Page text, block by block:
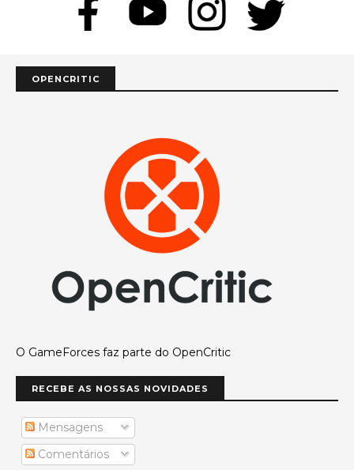
OPENCRITIC
O GameForces faz parte do OpenCritic
RECEBE AS NOSSAS NOVIDADES
Mensagens
Comentários